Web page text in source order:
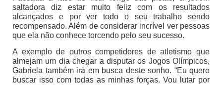
saltadora diz estar muito feliz com os resultados
alcançados e por ver todo o seu trabalho sendo
recompensado. Além de considerar incrível ver pessoas
que ela não conhece torcendo pelo seu sucesso.
A exemplo de outros competidores de atletismo que
almejam um dia chegar a disputar os Jogos Olímpicos,
Gabriela também irá em busca deste sonho. “Eu quero
buscar isso com todas as minhas forças. Vou lutar por